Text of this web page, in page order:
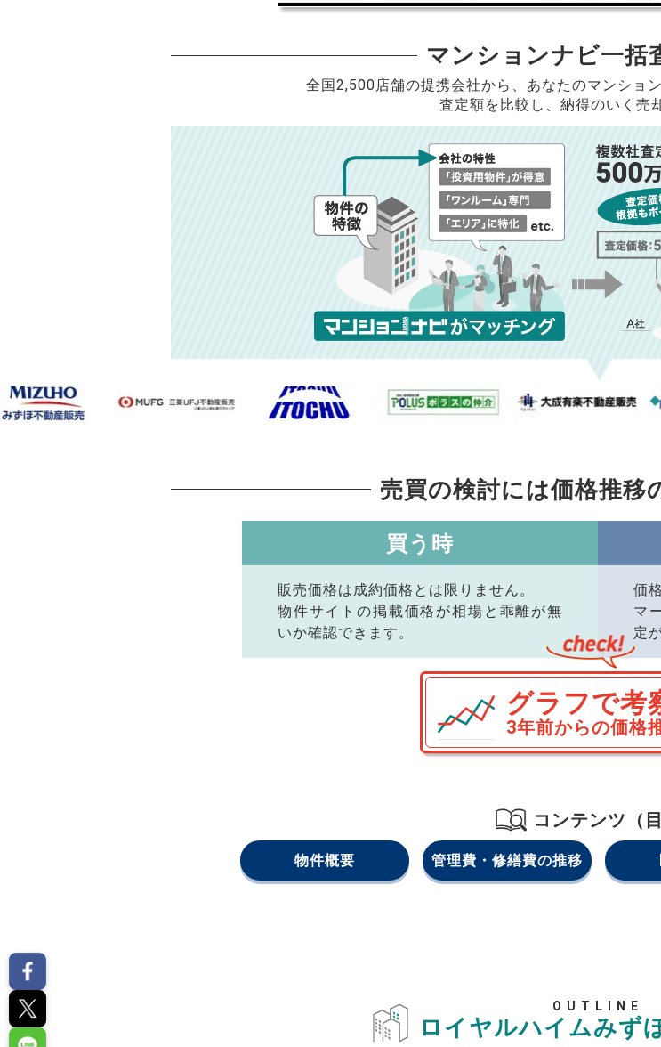
マンションナビ一括
全国2,500店舗の提携会社から、 あなたのマンショ
査定額を比較し、納得のいく売
売買の検討には価格推移
買う時
販売価格は成約価格とは限りません。
物件サイトの掲載価格が相場と乖離が無
いか確認できます。
価
マ
定
グラフで考
3年前からの価格
コンテンツ（目
物件概要 管理費・修繕費の推移
OUTLINE
ロイヤルハイムみず